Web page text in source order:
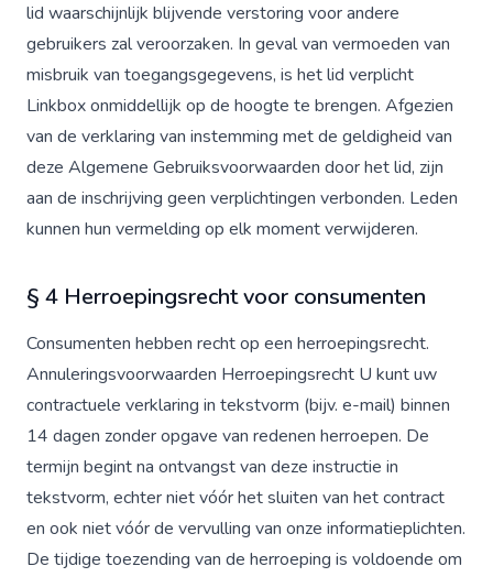
lid waarschijnlijk blijvende verstoring voor andere
gebruikers zal veroorzaken. In geval van vermoeden van
misbruik van toegangsgegevens, is het lid verplicht
Linkbox onmiddellijk op de hoogte te brengen. Afgezien
van de verklaring van instemming met de geldigheid van
deze Algemene Gebruiksvoorwaarden door het lid, zijn
aan de inschrijving geen verplichtingen verbonden. Leden
kunnen hun vermelding op elk moment verwijderen.
§ 4 Herroepingsrecht voor consumenten
Consumenten hebben recht op een herroepingsrecht.
Annuleringsvoorwaarden Herroepingsrecht U kunt uw
contractuele verklaring in tekstvorm (bijv. e-mail) binnen
14 dagen zonder opgave van redenen herroepen. De
termijn begint na ontvangst van deze instructie in
tekstvorm, echter niet vóór het sluiten van het contract
en ook niet vóór de vervulling van onze informatieplichten.
De tijdige toezending van de herroeping is voldoende om